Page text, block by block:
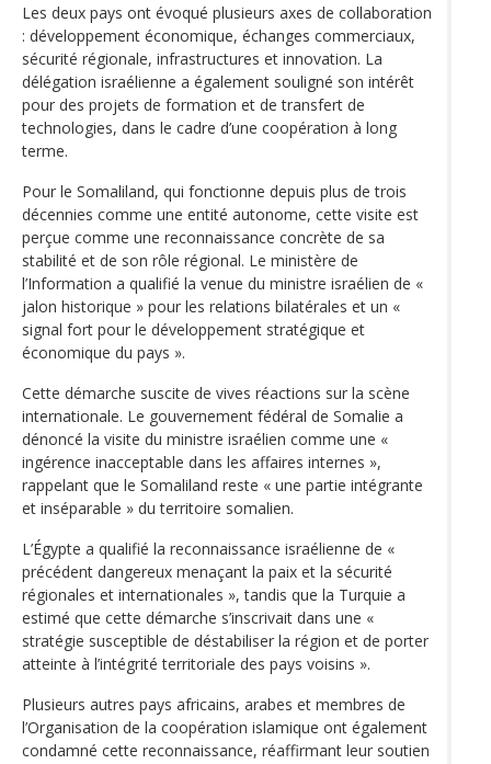
Les deux pays ont évoqué plusieurs axes de collaboration
: développement économique, échanges commerciaux,
sécurité régionale, infrastructures et innovation. La
délégation israélienne a également souligné son intérêt
pour des projets de formation et de transfert de
technologies, dans le cadre d’une coopération à long
terme.
Pour le Somaliland, qui fonctionne depuis plus de trois
décennies comme une entité autonome, cette visite est
perçue comme une reconnaissance concrète de sa
stabilité et de son rôle régional. Le ministère de
l’Information a qualifié la venue du ministre israélien de «
jalon historique » pour les relations bilatérales et un «
signal fort pour le développement stratégique et
économique du pays ».
Cette démarche suscite de vives réactions sur la scène
internationale. Le gouvernement fédéral de Somalie a
dénoncé la visite du ministre israélien comme une «
ingérence inacceptable dans les affaires internes »,
rappelant que le Somaliland reste « une partie intégrante
et inséparable » du territoire somalien.
L’Égypte a qualifié la reconnaissance israélienne de «
précédent dangereux menaçant la paix et la sécurité
régionales et internationales », tandis que la Turquie a
estimé que cette démarche s’inscrivait dans une «
stratégie susceptible de déstabiliser la région et de porter
atteinte à l’intégrité territoriale des pays voisins ».
Plusieurs autres pays africains, arabes et membres de
l’Organisation de la coopération islamique ont également
condamné cette reconnaissance, réaffirmant leur soutien